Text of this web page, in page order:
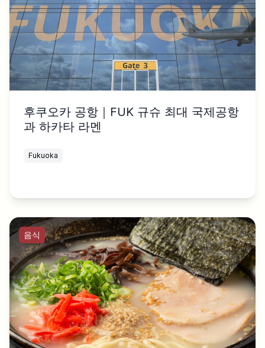
후쿠오카 공항｜FUK 규슈 최대 국제공항
과 하카타 라멘
Fukuoka
음식